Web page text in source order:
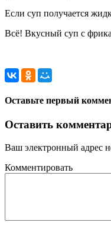
Если суп получается
Всё! Вкусный суп с
Оставьте первый
Оставить
Ваш электронный адрес
Комментировать